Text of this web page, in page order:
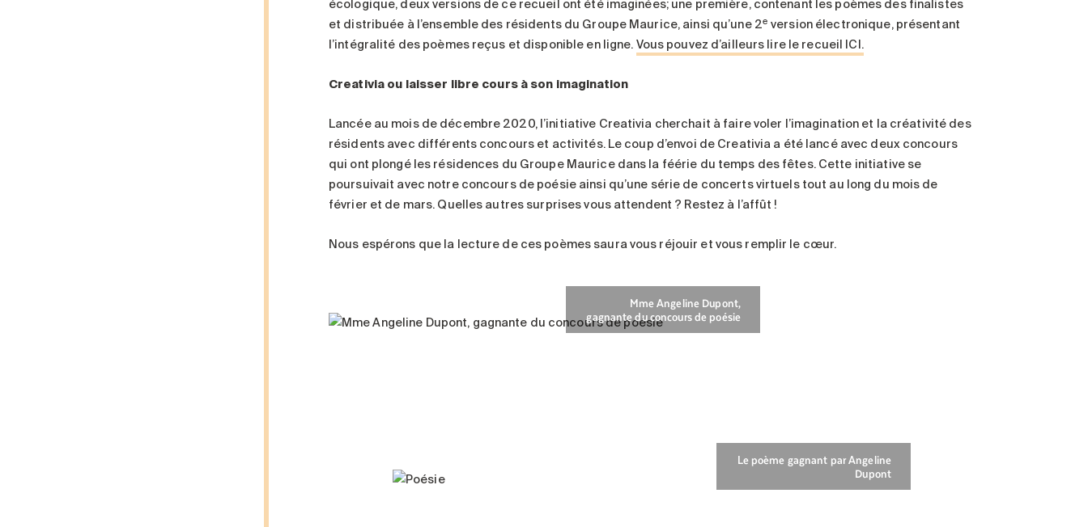
écologique, deux versions de ce recueil ont été imaginées; une première, contenant les poèmes des finalistes
et distribuée à l’ensemble des résidents du Groupe Maurice, ainsi qu’une 2e version électronique, présentant
l’intégralité des poèmes reçus et disponible en ligne. Vous pouvez d’ailleurs lire le recueil ICI.
Creativia ou laisser libre cours à son imagination
Lancée au mois de décembre 2020, l’initiative Creativia cherchait à faire voler l’imagination et la créativité des
résidents avec différents concours et activités. Le coup d’envoi de Creativia a été lancé avec deux concours
qui ont plongé les résidences du Groupe Maurice dans la féérie du temps des fêtes. Cette initiative se
poursuivait avec notre concours de poésie ainsi qu’une série de concerts virtuels tout au long du mois de
février et de mars. Quelles autres surprises vous attendent ? Restez à l’affût !
Nous espérons que la lecture de ces poèmes saura vous réjouir et vous remplir le cœur.
Mme Angeline Dupont,
gagnante du concours de poésie
Le poème gagnant par Angeline
Dupont